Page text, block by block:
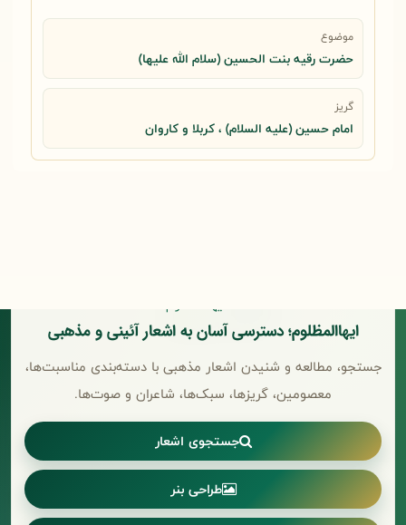
موضوع
حضرت رقيه بنت الحسين (سلام الله عليها)
گریز
امام حسین (علیه السلام) ، کربلا و کاروان
ایهاالمظلوم؛ دسترسی آسان به اشعار آئینی و مذهبی
جستجو، مطالعه و شنیدن اشعار مذهبی با دسته‌بندی مناسبت‌ها،
معصومین، گریزها، سبک‌ها، شاعران و صوت‌ها.
جستجوی اشعار
طراحی بنر